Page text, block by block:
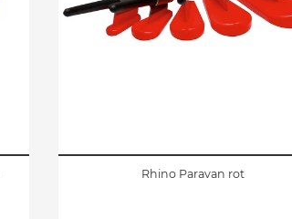
Rhino Paravan rot